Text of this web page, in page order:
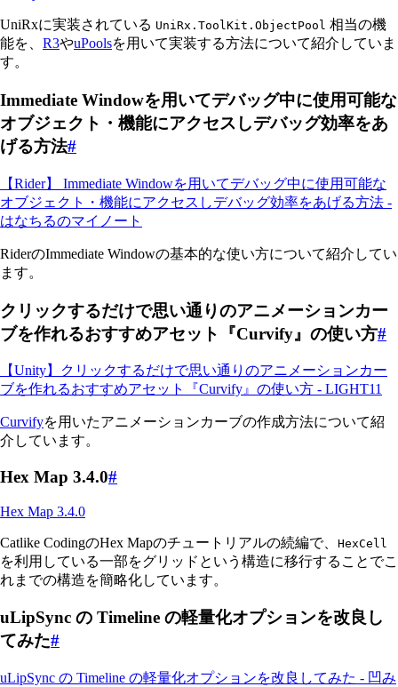
UniRxに実装されている UniRx.ToolKit.ObjectPool 相当の機
能を、 R3やuPoolsを用いて実装する方法について紹介していま
す。
Immediate Windowを用いてデバッグ中に使用可能な
オブジェクト・機能にアクセスしデバッグ効率をあ
げる方法#
【Rider】 Immediate Windowを用いてデバッグ中に使用可能な
オブジェクト・機能にアクセスしデバッグ効率をあげる方法 -
はなちるのマイノート
RiderのImmediate Windowの基本的な使い方について紹介してい
ます。
クリックするだけで思い通りのアニメーションカー
ブを作れるおすすめアセット『Curvify』の使い方#
【Unity】クリックするだけで思い通りのアニメーションカー
ブを作れるおすすめアセット『Curvify』の使い方 - LIGHT11
Curvifyを用いたアニメーションカーブの作成方法について紹
介しています。
Hex Map 3.4.0#
Hex Map 3.4.0
Catlike CodingのHex Mapのチュートリアルの続編で、 HexCell
を利用している一部をグリッドという構造に移行することでこ
れまでの構造を簡略化しています。
uLipSync の Timeline の軽量化オプションを改良し
てみた#
uLipSync の Timeline の軽量化オプションを改良してみた - 凹み